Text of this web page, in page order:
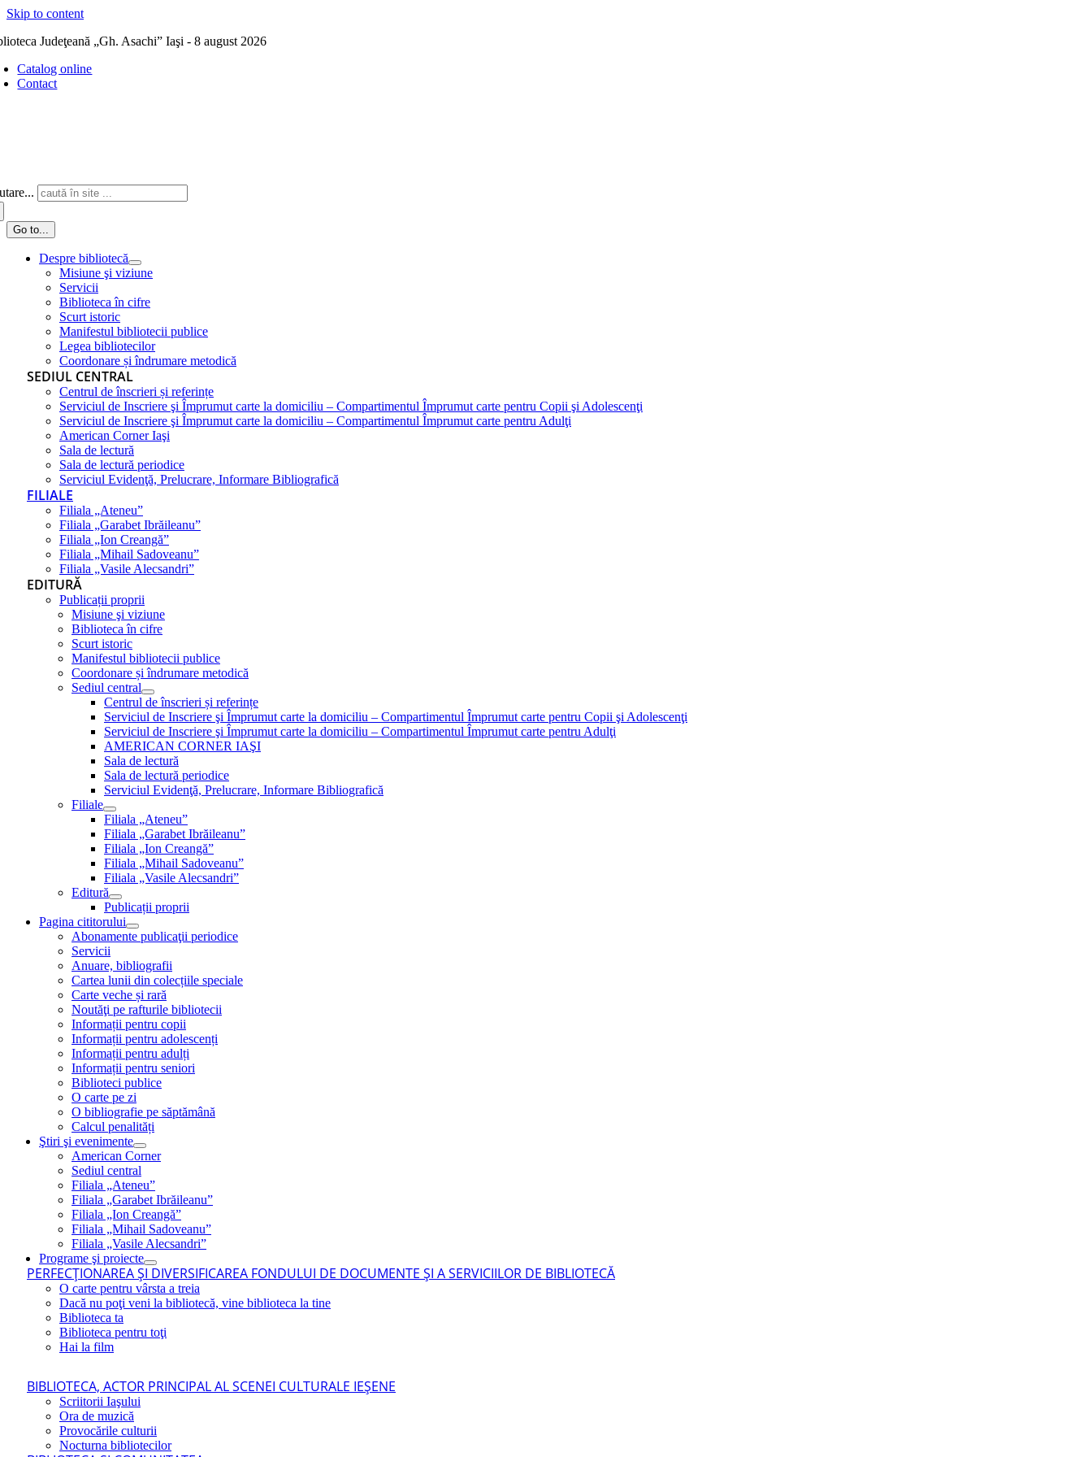
Skip to content
Judeţeană „Gh. Asachi” Iaşi - 8 august 2026
Catalog online
Contact
Go to...
Despre bibliotecă
Misiune şi viziune
Servicii
Biblioteca în cifre
Scurt istoric
Manifestul bibliotecii publice
Legea bibliotecilor
Coordonare și îndrumare metodică
SEDIUL CENTRAL
Centrul de înscrieri și referințe
Serviciul de Inscriere şi Împrumut carte la domiciliu – Compartimentul Împrumut carte pentru Copii şi Adolescenţi
Serviciul de Inscriere şi Împrumut carte la domiciliu – Compartimentul Împrumut carte pentru Adulţi
American Corner Iaşi
Sala de lectură
Sala de lectură periodice
Serviciul Evidenţă, Prelucrare, Informare Bibliografică
FILIALE
Filiala „Ateneu”
Filiala „Garabet Ibrăileanu”
Filiala „Ion Creangă”
Filiala „Mihail Sadoveanu”
Filiala „Vasile Alecsandri”
EDITURĂ
Publicații proprii
Misiune şi viziune
Biblioteca în cifre
Scurt istoric
Manifestul bibliotecii publice
Coordonare și îndrumare metodică
Sediul central
Centrul de înscrieri și referințe
Serviciul de Inscriere şi Împrumut carte la domiciliu – Compartimentul Împrumut carte pentru Copii şi Adolescenţi
Serviciul de Inscriere şi Împrumut carte la domiciliu – Compartimentul Împrumut carte pentru Adulţi
AMERICAN CORNER IAŞI
Sala de lectură
Sala de lectură periodice
Serviciul Evidenţă, Prelucrare, Informare Bibliografică
Filiale
Filiala „Ateneu”
Filiala „Garabet Ibrăileanu”
Filiala „Ion Creangă”
Filiala „Mihail Sadoveanu”
Filiala „Vasile Alecsandri”
Editură
Publicații proprii
Pagina cititorului
Abonamente publicaţii periodice
Servicii
Anuare, bibliografii
Cartea lunii din colecțiile speciale
Carte veche și rară
Noutăţi pe rafturile bibliotecii
Informații pentru copii
Informații pentru adolescenți
Informații pentru adulți
Informații pentru seniori
Biblioteci publice
O carte pe zi
O bibliografie pe săptămână
Calcul penalități
Ştiri şi evenimente
American Corner
Sediul central
Filiala „Ateneu”
Filiala „Garabet Ibrăileanu”
Filiala „Ion Creangă”
Filiala „Mihail Sadoveanu”
Filiala „Vasile Alecsandri”
Programe şi proiecte
PERFECŢIONAREA ŞI DIVERSIFICAREA FONDULUI DE DOCUMENTE ŞI A SERVICIILOR DE BIBLIOTECĂ
O carte pentru vârsta a treia
Dacă nu poţi veni la bibliotecă, vine biblioteca la tine
Biblioteca ta
Biblioteca pentru toţi
Hai la film
BIBLIOTECA, ACTOR PRINCIPAL AL SCENEI CULTURALE IEŞENE
Scriitorii Iaşului
Ora de muzică
Provocările culturii
Nocturna bibliotecilor